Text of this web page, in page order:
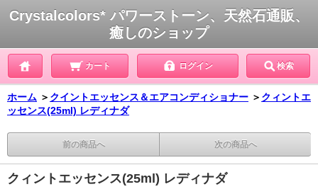
Crystalcolors* パワーストーン、天然石通販、
癒しのショップ
カート ログイン 検索
ホーム ＞ クイントエッセンス＆エアコンディショナー ＞ クィントエ
ッセンス(25ml) レディナダ
前の商品へ 次の商品へ
クィントエッセンス(25ml) レディナダ